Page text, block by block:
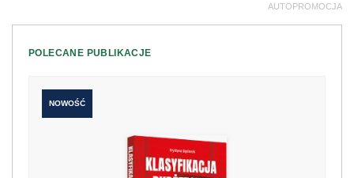
AUTOPROMOCJA
POLECANE PUBLIKACJE
NOWOŚĆ